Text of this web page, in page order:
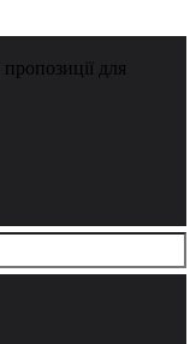
для